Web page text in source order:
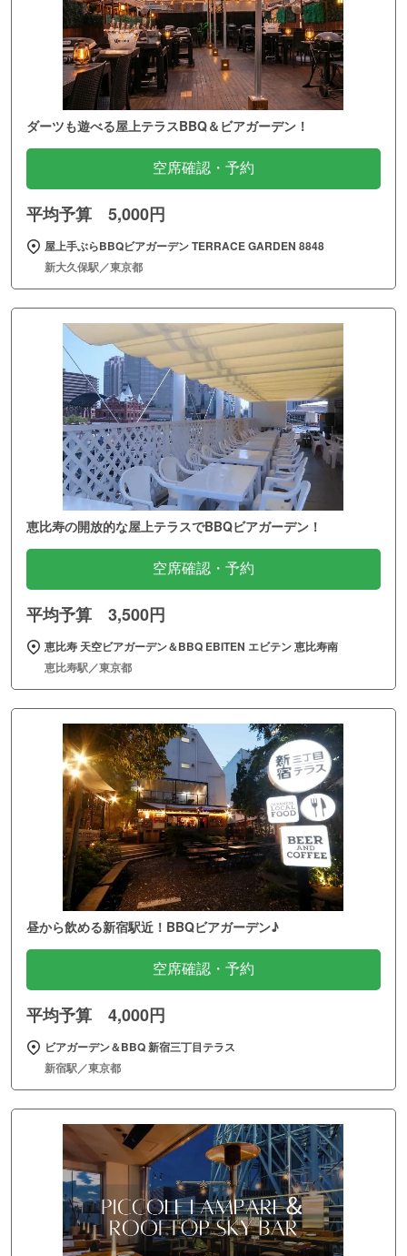
ダーツも遊べる屋上テラスBBQ＆ビアガーデン！
空席確認・予約
平均予算 5,000円
屋上手ぶらBBQビアガーデン TERRACE GARDEN 8848
新大久保駅／東京都
恵比寿の開放的な屋上テラスでBBQビアガーデン！
空席確認・予約
平均予算 3,500円
恵比寿 天空ビアガーデン＆BBQ EBITEN エビテン 恵比寿南
恵比寿駅／東京都
昼から飲める新宿駅近！BBQビアガーデン♪
空席確認・予約
平均予算 4,000円
ビアガーデン＆BBQ 新宿三丁目テラス
新宿駅／東京都